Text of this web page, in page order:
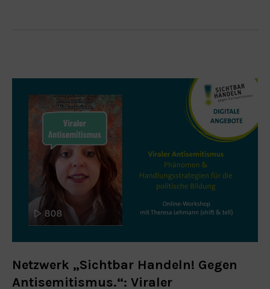
Netzwerk „Sichtbar Handeln! Gegen
Antisemitismus.“: Viraler